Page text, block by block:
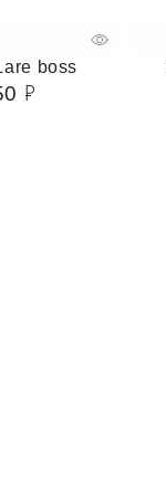
boss